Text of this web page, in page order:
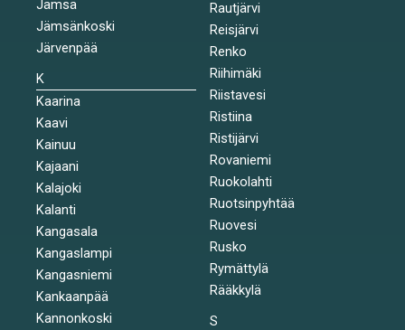
Jämsä
Jämsänkoski
Järvenpää
K
Kaarina
Kaavi
Kainuu
Kajaani
Kalajoki
Kalanti
Kangasala
Kangaslampi
Kangasniemi
Kankaanpää
Kannonkoski
Rautjärvi
Reisjärvi
Renko
Riihimäki
Riistavesi
Ristiina
Ristijärvi
Rovaniemi
Ruokolahti
Ruotsinpyhtää
Ruovesi
Rusko
Rymättylä
Rääkkylä
S